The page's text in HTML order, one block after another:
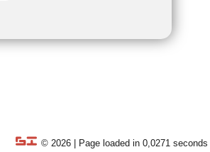
© 2026 | Page loaded in 0,0271 seconds